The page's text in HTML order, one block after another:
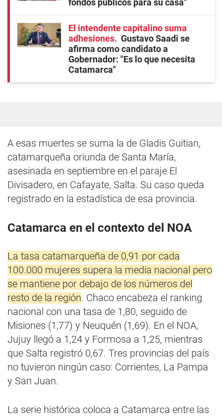
fondos públicos para su casa"
El intendente capitalino suma
adhesiones
Gustavo Saadi se
afirma como candidato a
Gobernador: "Es lo que necesita
Catamarca"
A esas muertes se suma la de Gladis Guitian,
catamarqueña oriunda de Santa María,
asesinada en septiembre en el paraje El
Divisadero, en Cafayate, Salta. Su caso queda
registrado en la estadística de esa provincia.
Catamarca en el contexto del NOA
La tasa catamarqueña de 0,91 por cada
100.000 mujeres supera la media nacional pero
se mantiene por debajo de los números del
resto de la región. Chaco encabeza el ranking
nacional con una tasa de 1,80, seguido de
Misiones (1,77) y Neuquén (1,69). En el NOA,
Jujuy llegó a 1,24 y Formosa a 1,25, mientras
que Salta registró 0,67. Tres provincias del país
no tuvieron ningún caso: Corrientes, La Pampa
y San Juan.
La serie histórica coloca a Catamarca entre las